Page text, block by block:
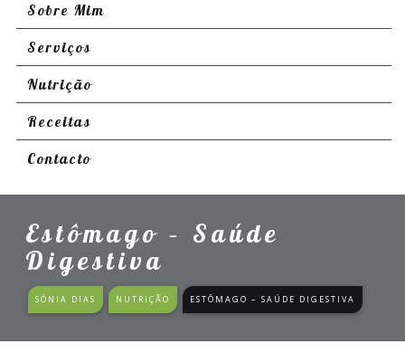
Sobre Mim
Serviços
Nutrição
Receitas
Contacto
Estômago – Saúde
Digestiva
SÓNIA DIAS NUTRIÇÃO ESTÔMAGO – SAÚDE DIGESTIVA